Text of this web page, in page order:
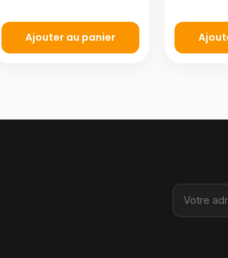
Ajouter au panier